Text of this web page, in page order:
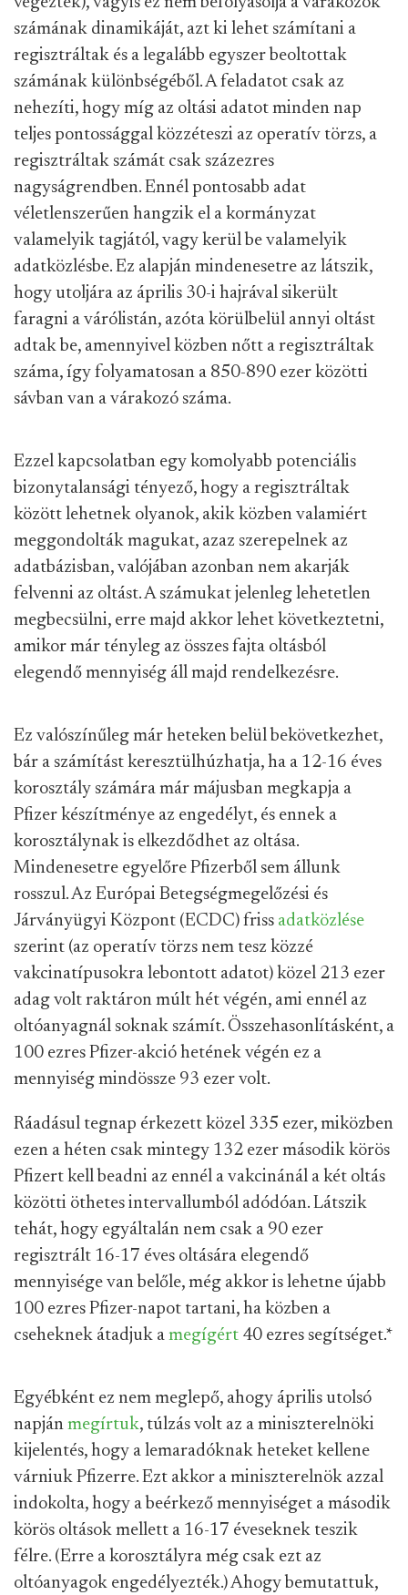
számának dinamikáját, azt ki lehet számítani a
regisztráltak és a legalább egyszer beoltottak
számának különbségéből. A feladatot csak az
nehezíti, hogy míg az oltási adatot minden nap
teljes pontossággal közzéteszi az operatív törzs, a
regisztráltak számát csak százezres
nagyságrendben. Ennél pontosabb adat
véletlenszerűen hangzik el a kormányzat
valamelyik tagjától, vagy kerül be valamelyik
adatközlésbe. Ez alapján mindenesetre az látszik,
hogy utoljára az április 30-i hajrával sikerült
faragni a várólistán, azóta körülbelül annyi oltást
adtak be, amennyivel közben nőtt a regisztráltak
száma, így folyamatosan a 850-890 ezer közötti
sávban van a várakozó száma.
Ezzel kapcsolatban egy komolyabb potenciális
bizonytalansági tényező, hogy a regisztráltak
között lehetnek olyanok, akik közben valamiért
meggondolták magukat, azaz szerepelnek az
adatbázisban, valójában azonban nem akarják
felvenni az oltást. A számukat jelenleg lehetetlen
megbecsülni, erre majd akkor lehet következtetni,
amikor már tényleg az összes fajta oltásból
elegendő mennyiség áll majd rendelkezésre.
Ez valószínűleg már heteken belül bekövetkezhet,
bár a számítást keresztülhúzhatja, ha a 12-16 éves
korosztály számára már májusban megkapja a
Pfizer készítménye az engedélyt, és ennek a
korosztálynak is elkezdődhet az oltása.
Mindenesetre egyelőre Pfizerből sem állunk
rosszul. Az Európai Betegségmegelőzési és
Járványügyi Központ (ECDC) friss adatközlése
szerint (az operatív törzs nem tesz közzé
vakcinatípusokra lebontott adatot) közel 213 ezer
adag volt raktáron múlt hét végén, ami ennél az
oltóanyagnál soknak számít. Összehasonlításként, a
100 ezres Pfizer-akció hetének végén ez a
mennyiség mindössze 93 ezer volt.
Ráadásul tegnap érkezett közel 335 ezer, miközben
ezen a héten csak mintegy 132 ezer második körös
Pfizert kell beadni az ennél a vakcinánál a két oltás
közötti öthetes intervallumból adódóan. Látszik
tehát, hogy egyáltalán nem csak a 90 ezer
regisztrált 16-17 éves oltására elegendő
mennyisége van belőle, még akkor is lehetne újabb
100 ezres Pfizer-napot tartani, ha közben a
cseheknek átadjuk a megígért 40 ezres segítséget.*
Egyébként ez nem meglepő, ahogy április utolsó
napján megírtuk, túlzás volt az a miniszterelnöki
kijelentés, hogy a lemaradóknak heteket kellene
várniuk Pfizerre. Ezt akkor a miniszterelnök azzal
indokolta, hogy a beérkező mennyiséget a második
körös oltások mellett a 16-17 éveseknek teszik
félre. (Erre a korosztályra még csak ezt az
oltóanyagok engedélyezték.) Ahogy bemutattuk,